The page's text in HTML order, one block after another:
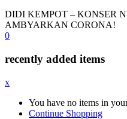
DIDI KEMPOT – KONSER
AMBYARKAN CORONA!
0
recently added items
x
You have no items in
Continue Shopping